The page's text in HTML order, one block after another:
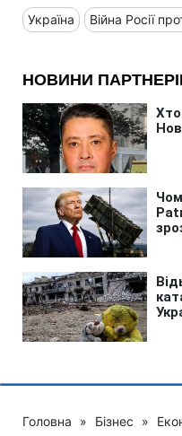
Україна Війна Росії
Головна » Бізнес »